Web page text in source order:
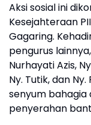
Aksi sosial ini
Kesejahteraan
Gagaring.
pengurus
Nurhayati Azis,
Ny. Tutik, dan
senyum
penyerahan